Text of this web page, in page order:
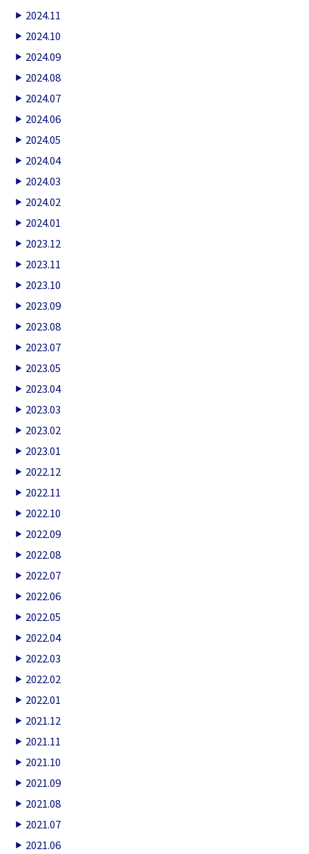
2024.11
2024.10
2024.09
2024.08
2024.07
2024.06
2024.05
2024.04
2024.03
2024.02
2024.01
2023.12
2023.11
2023.10
2023.09
2023.08
2023.07
2023.05
2023.04
2023.03
2023.02
2023.01
2022.12
2022.11
2022.10
2022.09
2022.08
2022.07
2022.06
2022.05
2022.04
2022.03
2022.02
2022.01
2021.12
2021.11
2021.10
2021.09
2021.08
2021.07
2021.06